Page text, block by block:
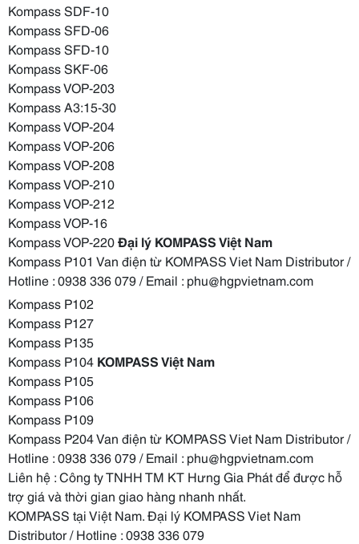
Kompass SDF-10
Kompass SFD-06
Kompass SFD-10
Kompass SKF-06
Kompass VOP-203
Kompass A3:15-30
Kompass VOP-204
Kompass VOP-206
Kompass VOP-208
Kompass VOP-210
Kompass VOP-212
Kompass VOP-16
Kompass VOP-220Đại lý KOMPASS Việt Nam
Kompass P101 Van điện từ KOMPASS Viet Nam Distributor /
Hotline : 0938 336 079 / Email : phu@hgpvietnam.com
Kompass P102
Kompass P127
Kompass P135
Kompass P104 KOMPASS Việt Nam
Kompass P105
Kompass P106
Kompass P109
Kompass P204 Van điện từ KOMPASS Viet Nam Distributor /
Hotline : 0938 336 079 / Email : phu@hgpvietnam.com
Liên hệ : Công ty TNHH TM KT Hưng Gia Phát để được hỗ
trợ giá và thời gian giao hàng nhanh nhất.
KOMPASS tại Việt Nam. Đại lý KOMPASS Viet Nam
Distributor / Hotline : 0938 336 079